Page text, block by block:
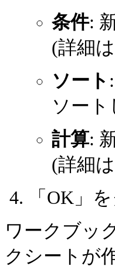
条件:
(詳細は
ソート
ソート
計算:
(詳細は
「OK」
ワークブッ
クシートが